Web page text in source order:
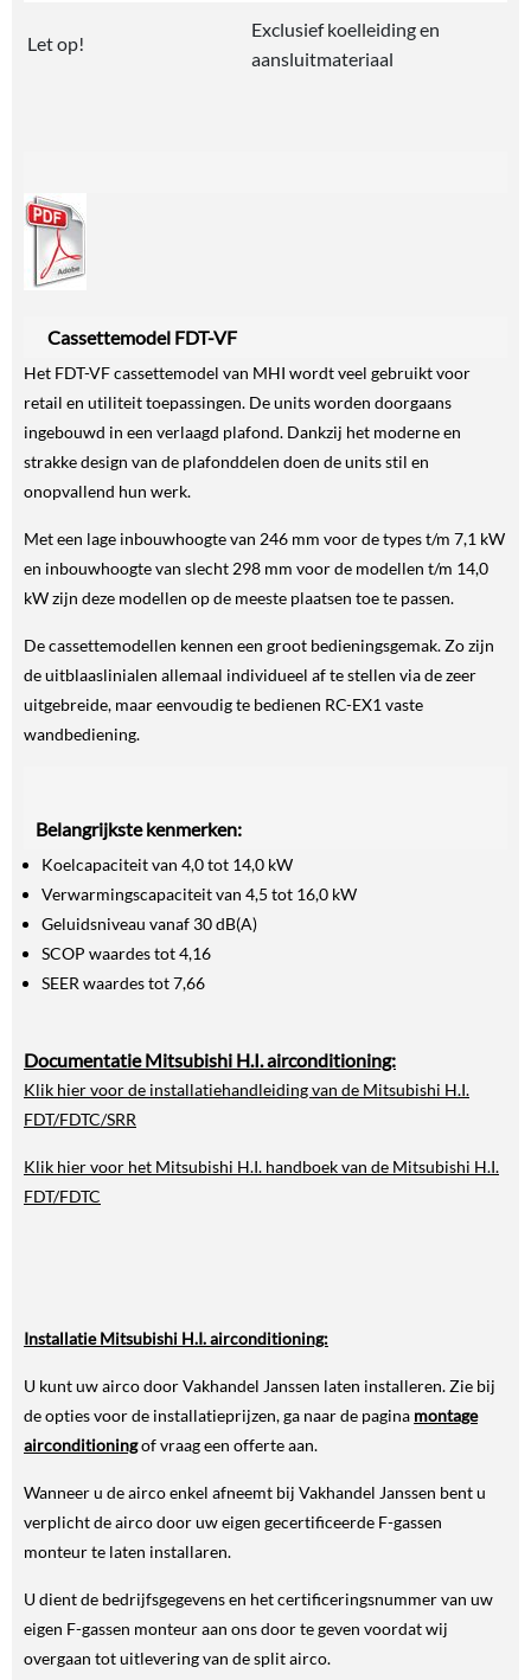
Let op!
Exclusief koelleiding en
aansluitmateriaal
Cassettemodel FDT-VF
Het FDT-VF cassettemodel van MHI wordt veel gebruikt voor
retail en utiliteit toepassingen. De units worden doorgaans
ingebouwd in een verlaagd plafond. Dankzij het moderne en
strakke design van de plafonddelen doen de units stil en
onopvallend hun werk.
Met een lage inbouwhoogte van 246 mm voor de types t/m 7,1 kW
en inbouwhoogte van slecht 298 mm voor de modellen t/m 14,0
kW zijn deze modellen op de meeste plaatsen toe te passen.
De cassettemodellen kennen een groot bedieningsgemak. Zo zijn
de uitblaaslinialen allemaal individueel af te stellen via de zeer
uitgebreide, maar eenvoudig te bedienen RC-EX1 vaste
wandbediening.
Belangrijkste kenmerken:
Koelcapaciteit van 4,0 tot 14,0 kW
Verwarmingscapaciteit van 4,5 tot 16,0 kW
Geluidsniveau vanaf 30 dB(A)
SCOP waardes tot 4,16
SEER waardes tot 7,66
Documentatie Mitsubishi H.I. airconditioning:
Klik hier voor de installatiehandleiding van de Mitsubishi H.I.
FDT/FDTC/SRR
Klik hier voor het Mitsubishi H.I. handboek van de Mitsubishi H.I.
FDT/FDTC
Installatie Mitsubishi H.I. airconditioning:
U kunt uw airco door Vakhandel Janssen laten installeren. Zie bij
de opties voor de installatieprijzen, ga naar de pagina montage
airconditioningof vraag een offerte aan.
Wanneer u de airco enkel afneemt bij Vakhandel Janssen bent u
verplicht de airco door uw eigen gecertificeerde F-gassen
monteur te laten installaren.
U dient de bedrijfsgegevens en het certificeringsnummer van uw
eigen F-gassen monteur aan ons door te geven voordat wij
overgaan tot uitlevering van de split airco.